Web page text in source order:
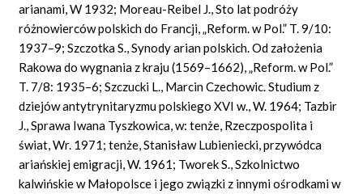
arianami, W 1932; Moreau-Reibel J., Sto lat podróży
różnowierców polskich do Francji, „Reform. w Pol.” T. 9/10:
1937–9; Szczotka S., Synody arian polskich. Od założenia
Rakowa do wygnania z kraju (1569–1662), „Reform. w Pol.”
T. 7/8: 1935–6; Szczucki L., Marcin Czechowic. Studium z
dziejów antytrynitaryzmu polskiego XVI w., W. 1964; Tazbir
J., Sprawa Iwana Tyszkowica, w: tenże, Rzeczpospolita i
świat, Wr. 1971; tenże, Stanisław Lubieniecki, przywódca
ariańskiej emigracji, W. 1961; Tworek S., Szkolnictwo
kalwińskie w Małopolsce i jego związki z innymi ośrodkami w